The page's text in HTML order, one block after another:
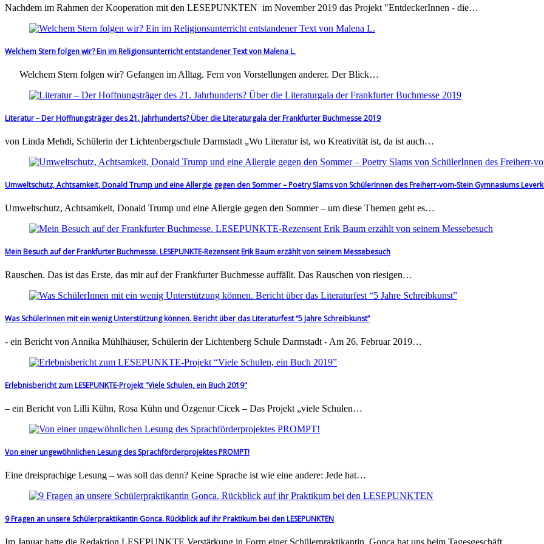
Nachdem im Rahmen der Kooperation mit den LESEPUNKTEN im November 2019 das Projekt "EntdeckerInnen - die…
Welchem Stern folgen wir? Ein im Religionsunterricht entstandener Text von Malena L.
Welchem Stern folgen wir? Gefangen im Alltag. Fern von Vorstellungen anderer. Der Blick…
Literatur – Der Hoffnungsträger des 21. Jahrhunderts? Über die Literaturgala der Frankfurter Buchmesse 2019
von Linda Mehdi, Schülerin der Lichtenbergschule Darmstadt „Wo Literatur ist, wo Kreativität ist, da ist auch…
Umweltschutz, Achtsamkeit, Donald Trump und eine Allergie gegen den Sommer – Poetry Slams von SchülerInnen des Freiherr-vom-Stein Gymnasiums
Umweltschutz, Achtsamkeit, Donald Trump und eine Allergie gegen den Sommer – um diese Themen geht es…
Mein Besuch auf der Frankfurter Buchmesse. LESEPUNKTE-Rezensent Erik Baum erzählt von seinem Messebesuch
Rauschen. Das ist das Erste, das mir auf der Frankfurter Buchmesse auffällt. Das Rauschen von riesigen…
Was SchülerInnen mit ein wenig Unterstützung können. Bericht über das Literaturfest “5 Jahre Schreibkunst”
- ein Bericht von Annika Mühlhäuser, Schülerin der Lichtenberg Schule Darmstadt - Am 26. Februar 2019…
Erlebnisbericht zum LESEPUNKTE-Projekt "Viele Schulen, ein Buch 2019"
– ein Bericht von Lilli Kühn, Rosa Kühn und Özgenur Cicek – Das Projekt „viele Schulen…
Von einer ungewöhnlichen Lesung des Sprachförderprojektes PROMPT!
Eine dreisprachige Lesung – was soll das denn? Keine Sprache ist wie eine andere: Jede hat…
9 Fragen an unsere Schülerpraktikantin Gonca. Rückblick auf ihr Praktikum bei den LESEPUNKTEN